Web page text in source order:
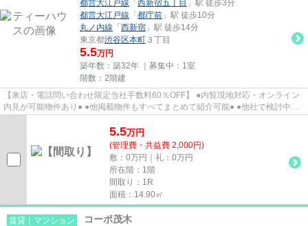
都営大江戸線 「 西新宿五丁目 」駅 徒歩3分
都営大江戸線 「 都庁前 」駅 徒歩10分
丸ノ内線 「 西新宿 」駅 徒歩14分
東京都渋谷区本町 ３丁目
5.5万円
築年数：築32年 ｜募集中： 1室
階数：2階建
【来店・電話問い合わせ限定当社手数料60％OFF】 ●内覧現地対応・オンライン
内見が可能物件あり● ●他掲載物件もすべてまとめて紹介可能● ●他社で検討中・
5.5万円
(管理費・共益費 2,000円)
敷：0万円｜礼：0万円
所在階：1階
間取り：1R
面積：14.90㎡
賃貸｜マンション コーポ茂木